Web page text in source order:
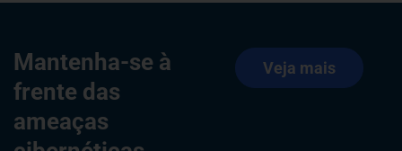
Mantenha-se à
frente das
ameaças
Veja mais